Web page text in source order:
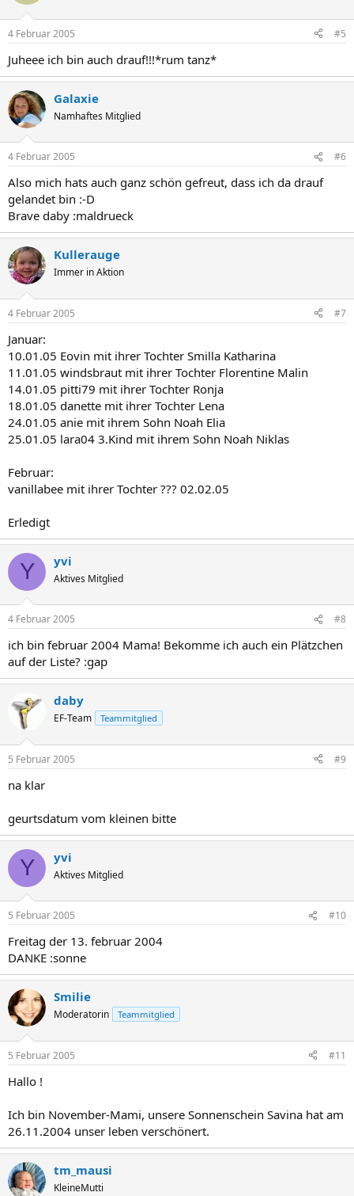
4 Februar 2005 #5
Juheee ich bin auch drauf!!!*rum tanz*
Galaxie
Namhaftes Mitglied
4 Februar 2005 #6
Also mich hats auch ganz schön gefreut, dass ich da drauf
gelandet bin :-D
Brave daby :maldrueck
Kullerauge
Immer in Aktion
4 Februar 2005 #7
Januar:
10.01.05 Eovin mit ihrer Tochter Smilla Katharina
11.01.05 windsbraut mit ihrer Tochter Florentine Malin
14.01.05 pitti79 mit ihrer Tochter Ronja
18.01.05 danette mit ihrer Tochter Lena
24.01.05 anie mit ihrem Sohn Noah Elia
25.01.05 lara04 3.Kind mit ihrem Sohn Noah Niklas
Februar:
vanillabee mit ihrer Tochter ??? 02.02.05
Erledigt
Y yvi
Aktives Mitglied
4 Februar 2005 #8
ich bin februar 2004 Mama! Bekomme ich auch ein Plätzchen
auf der Liste? :gap
daby
EF-Team Teammitglied
5 Februar 2005 #9
na klar
geurtsdatum vom kleinen bitte
Y yvi
Aktives Mitglied
5 Februar 2005 #10
Freitag der 13. februar 2004
DANKE :sonne
Smilie
Moderatorin Teammitglied
5 Februar 2005 #11
Hallo !
Ich bin November-Mami, unsere Sonnenschein Savina hat am
26.11.2004 unser leben verschönert.
tm_mausi
KleineMutti